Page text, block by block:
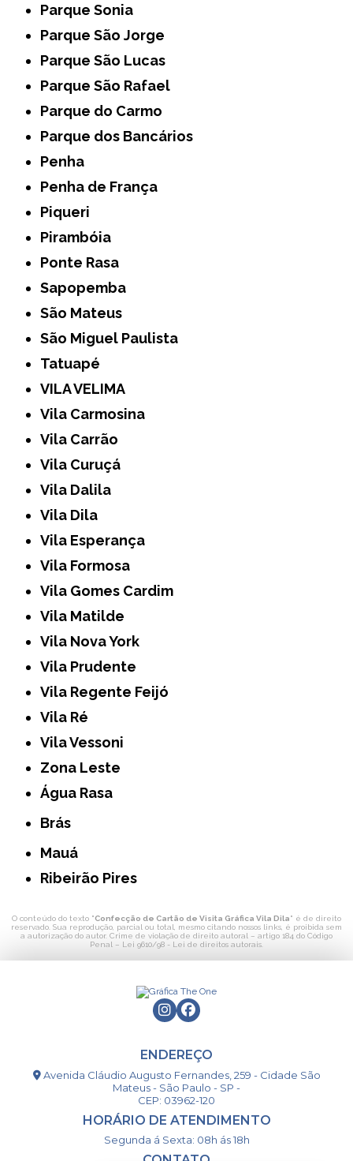
Parque Sonia
Parque São Jorge
Parque São Lucas
Parque São Rafael
Parque do Carmo
Parque dos Bancários
Penha
Penha de França
Piqueri
Pirambóia
Ponte Rasa
Sapopemba
São Mateus
São Miguel Paulista
Tatuapé
VILA VELIMA
Vila Carmosina
Vila Carrão
Vila Curuçá
Vila Dalila
Vila Dila
Vila Esperança
Vila Formosa
Vila Gomes Cardim
Vila Matilde
Vila Nova York
Vila Prudente
Vila Regente Feijó
Vila Ré
Vila Vessoni
Zona Leste
Água Rasa
Brás
Mauá
Ribeirão Pires
O conteúdo do texto "Confecção de Cartão de Visita Gráfica Vila Dila" é de direito
reservado. Sua reprodução, parcial ou total, mesmo citando nossos links, é proibida sem
a autorização do autor. Crime de violação de direito autoral – artigo 184 do Código
Penal – Lei 9610/98 - Lei de direitos autorais
ENDEREÇO
Avenida Cláudio Augusto Fernandes, 259 - Cidade São
Mateus - São Paulo - SP -
CEP: 03962-120
HORÁRIO DE ATENDIMENTO
Segunda á Sexta: 08h ás 18h